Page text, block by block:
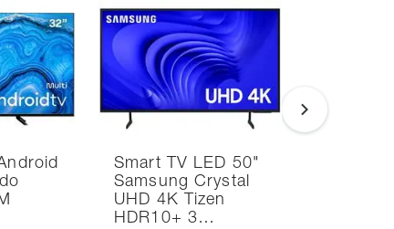
Smart TV LED 50"
Samsung Crystal
UHD 4K Tizen
HDR10+ 3…